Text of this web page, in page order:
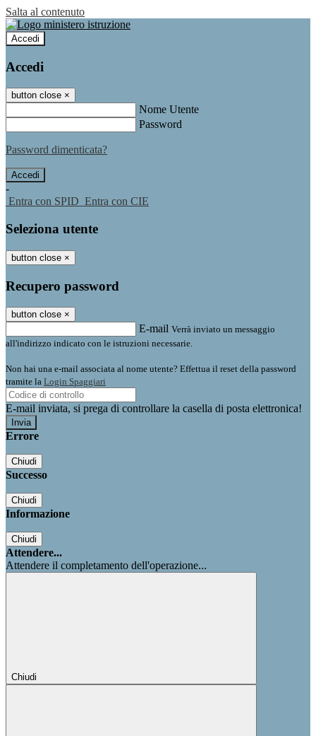
Salta al contenuto
Accedi
Accedi
button close ×
Nome Utente
Password
Password dimenticata?
-
Entra con SPID Entra con CIE
Seleziona utente
button close ×
Recupero password
button close ×
E-mail Verrà inviato un messaggio
all'indirizzo indicato con le istruzioni necessarie.
Non hai una e-mail associata al nome utente? Effettua il reset della password
tramite la Login Spaggiari
E-mail inviata, si prega di controllare la casella di posta elettronica!
Errore
Chiudi
Successo
Chiudi
Informazione
Chiudi
Attendere...
Attendere il completamento dell'operazione...
Chiudi